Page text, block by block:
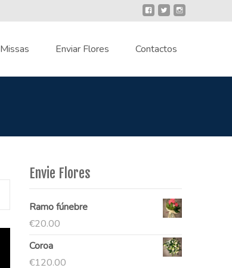
Missas Enviar Flores Contactos
Envie Flores
Ramo fúnebre
€20.00
Coroa
€120.00